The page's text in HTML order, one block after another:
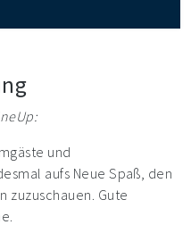
und
aufs Neue Spaß, den
zuzuschauen. Gute